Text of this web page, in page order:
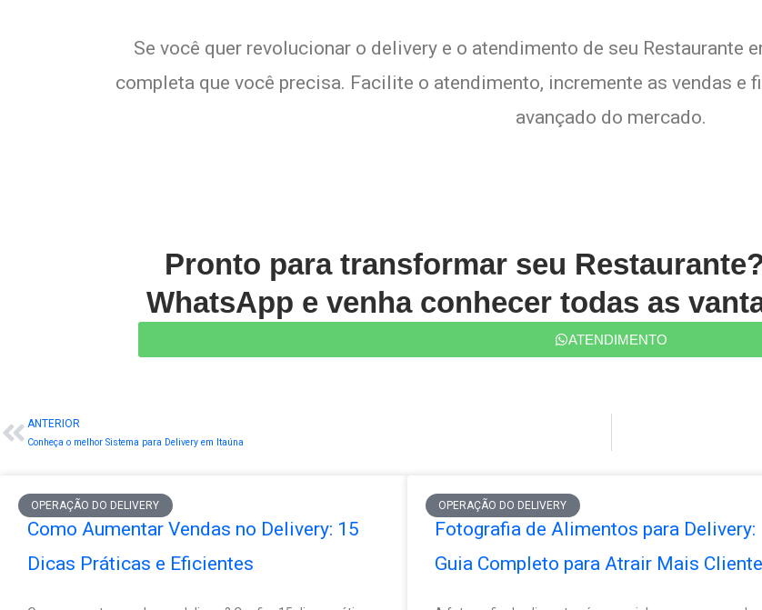
Se você quer revolucionar o delivery e o atendimento de seu Restaurante
completa que você precisa. Facilite o atendimento, incremente as vendas
avançado do mercado.
Pronto para transformar seu
WhatsApp e venha conhecer todas as
ATENDIMENTO
PrevANTERIOR
Conheça o melhor Sistema para Delivery em Itaúna
OPERAÇÃO DO DELIVERY
Como Aumentar Vendas no Delivery: 15
Dicas Práticas e Eficientes
OPERAÇÃO DO DELIVERY
Fotografia de Alimentos para Delivery:
Guia Completo para Atrair Mais